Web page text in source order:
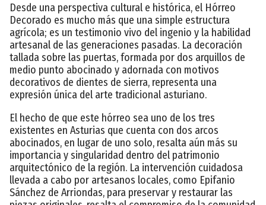
Desde una perspectiva cultural e histórica, el Hórreo
Decorado es mucho más que una simple estructura
agrícola; es un testimonio vivo del ingenio y la habilidad
artesanal de las generaciones pasadas. La decoración
tallada sobre las puertas, formada por dos arquillos de
medio punto abocinado y adornada con motivos
decorativos de dientes de sierra, representa una
expresión única del arte tradicional asturiano.
El hecho de que este hórreo sea uno de los tres
existentes en Asturias que cuenta con dos arcos
abocinados, en lugar de uno solo, resalta aún más su
importancia y singularidad dentro del patrimonio
arquitectónico de la región. La intervención cuidadosa
llevada a cabo por artesanos locales, como Epifanio
Sánchez de Arriondas, para preservar y restaurar las